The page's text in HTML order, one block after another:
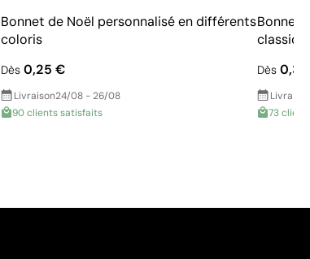
Bonnet de Noël personnalisé en différents
coloris
Dès 0,25 €
Livraison24/08 - 26/08
90 clients satisfaits
Bonnet
Dès
73